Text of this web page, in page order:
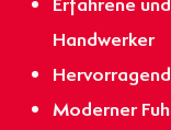
Handwerker
Moderner